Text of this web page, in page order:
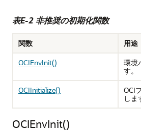
表E-2 非推奨の初期化関数
関数
用途
OCIEnvInit()
環境
す。
OCIInitialize()
OCI
しま
OCIEnvInit()